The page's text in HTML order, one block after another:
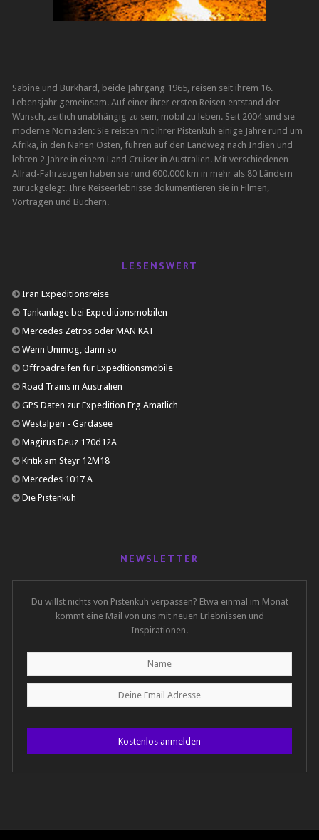
Sabine und Burkhard, beide Jahrgang 1965, reisen seit ihrem 16.
Lebensjahr gemeinsam. Auf einer ihrer ersten Reisen entstand der
Wunsch, zeitlich unabhängig zu sein, mobil zu leben. Seit 2004 sind sie
moderne Nomaden: Sie reisten mit ihrer Pistenkuh einige Jahre rund um
Afrika, in den Nahen Osten, fuhren auf den Landweg nach Indien und
lebten 2 Jahre in einem Land Cruiser in Australien. Mit verschiedenen
Allrad-Fahrzeugen haben sie rund 600.000 km in mehr als 80 Ländern
zurückgelegt. Ihre Reiseerlebnisse dokumentieren sie in Filmen,
Vorträgen und Büchern.
LESENSWERT
Iran Expeditionsreise
Tankanlage bei Expeditionsmobilen
Mercedes Zetros oder MAN KAT
Wenn Unimog, dann so
Offroadreifen für Expeditionsmobile
Road Trains in Australien
GPS Daten zur Expedition Erg Amatlich
Westalpen - Gardasee
Magirus Deuz 170d12A
Kritik am Steyr 12M18
Mercedes 1017 A
Die Pistenkuh
NEWSLETTER
Du willst nichts von Pistenkuh verpassen? Etwa einmal im Monat
kommt eine Mail von uns mit neuen Erlebnissen und
Inspirationen.
Kostenlos anmelden